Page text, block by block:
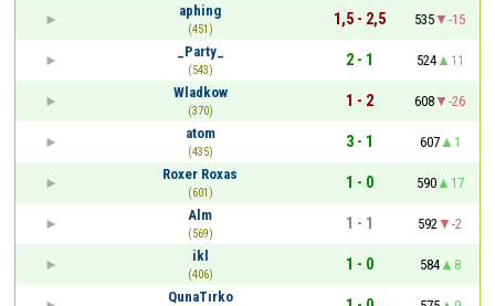
aphing
(451)
1,5 - 2,5 535
-15
_Party_
(543)
2 - 1 524
11
Wladkow
(370)
1 - 2 608
-26
atom
(435)
3 - 1 607
1
Roxer Roxas
(601)
1 - 0 590
17
Alm
(569)
1 - 1 592
-2
ikl
(406)
1 - 0 584
8
QunaTırko